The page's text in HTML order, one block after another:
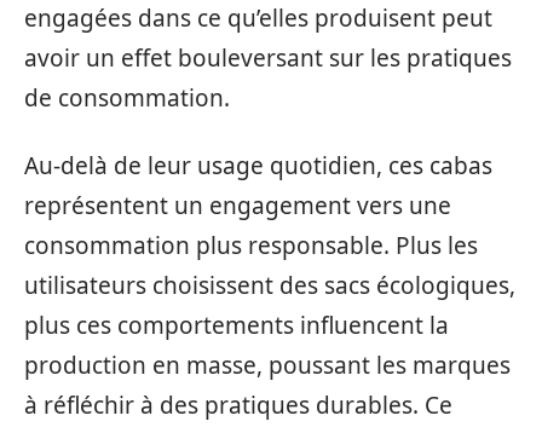
engagées dans ce qu’elles produisent peut
avoir un effet bouleversant sur les pratiques
de consommation.
Au-delà de leur usage quotidien, ces cabas
représentent un engagement vers une
consommation plus responsable. Plus les
utilisateurs choisissent des sacs écologiques,
plus ces comportements influencent la
production en masse, poussant les marques
à réfléchir à des pratiques durables. Ce